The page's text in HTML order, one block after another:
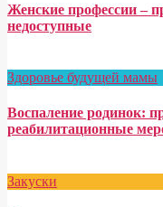
Женские профессии –
недоступные
Здоровье будущей мамы
Воспаление родинок:
реабилитационные
Закуски